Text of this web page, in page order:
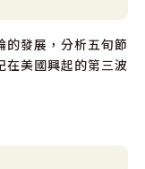
的發展，分析五旬節
在美國興起的第三波